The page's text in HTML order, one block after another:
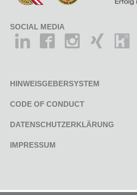
SOCIAL MEDIA
HINWEISGEBERSYSTEM
CODE OF CONDUCT
DATENSCHUTZERKLÄRUNG
IMPRESSUM